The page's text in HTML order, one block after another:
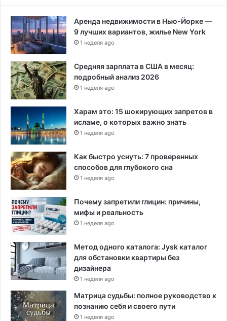
Аренда недвижимости в Нью-Йорке —
9 лучших вариантов, жилье New York
1 неделя ago
Средняя зарплата в США в месяц:
подробный анализ 2026
1 неделя ago
Харам это: 15 шокирующих запретов в
исламе, о которых важно знать
1 неделя ago
Как быстро уснуть: 7 проверенных
способов для глубокого сна
1 неделя ago
Почему запретили глицин: причины,
мифы и реальность
1 неделя ago
Метод одного каталога: Jysk каталог
для обстановки квартиры без
дизайнера
1 неделя ago
Матрица судьбы: полное руководство к
познанию себя и своего пути
1 неделя ago